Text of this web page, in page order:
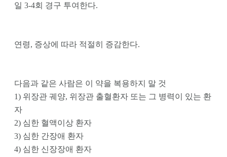
일 3-4회 경구 투여한다.
연령, 증상에 따라 적절히 증감한다.
다음과 같은 사람은 이 약을 복용하지 말 것
1) 위장관 궤양, 위장관 출혈환자 또는 그 병력이 있는 환
자
2) 심한 혈액이상 환자
3) 심한 간장애 환자
4) 심한 신장장애 환자